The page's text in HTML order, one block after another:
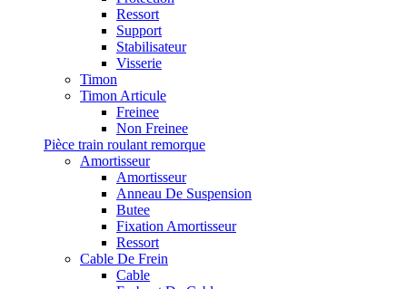
Ressort
Support
Stabilisateur
Visserie
Timon
Timon Articule
Freinee
Non Freinee
Pièce train roulant remorque
Amortisseur
Amortisseur
Anneau De Suspension
Butee
Fixation Amortisseur
Ressort
Cable De Frein
Cable